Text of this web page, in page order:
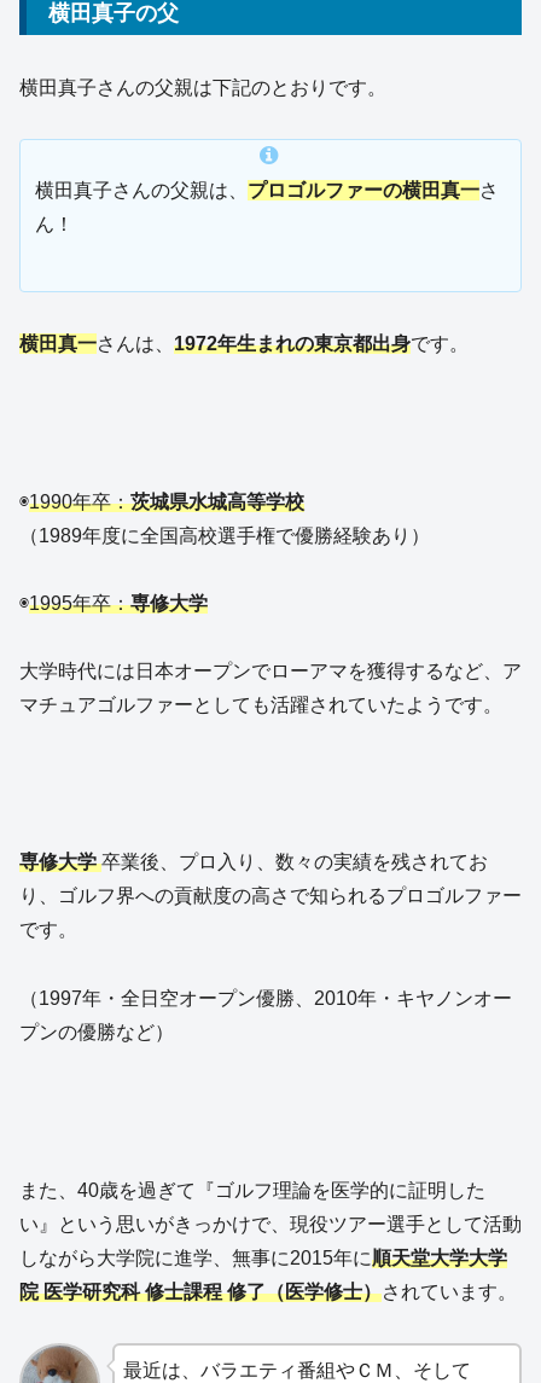
横田真子の父
横田真子さんの父親は下記のとおりです。
横田真子さんの父親は、 プロゴルファーの横田真一さ
ん！
横田真一さんは、 1972年生まれの東京都出身です。
◉1990年卒：茨城県水城高等学校
（1989年度に全国高校選手権で優勝経験あり）
◉1995年卒：専修大学
大学時代には日本オープンでローアマを獲得するなど、ア
マチュアゴルファーとしても活躍されていたようです。
専修大学卒業後、プロ入り、数々の実績を残されてお
り、ゴルフ界への貢献度の高さで知られるプロゴルファー
です。
（1997年・全日空オープン優勝、2010年・キヤノンオー
プンの優勝など）
また、40歳を過ぎて『ゴルフ理論を医学的に証明した
い』という思いがきっかけで、現役ツアー選手として活動
しながら大学院に進学、無事に2015年に順天堂大学大学
院 医学研究科 修士課程 修了（医学修士）されています。
最近は、バラエティ番組やＣＭ、そして